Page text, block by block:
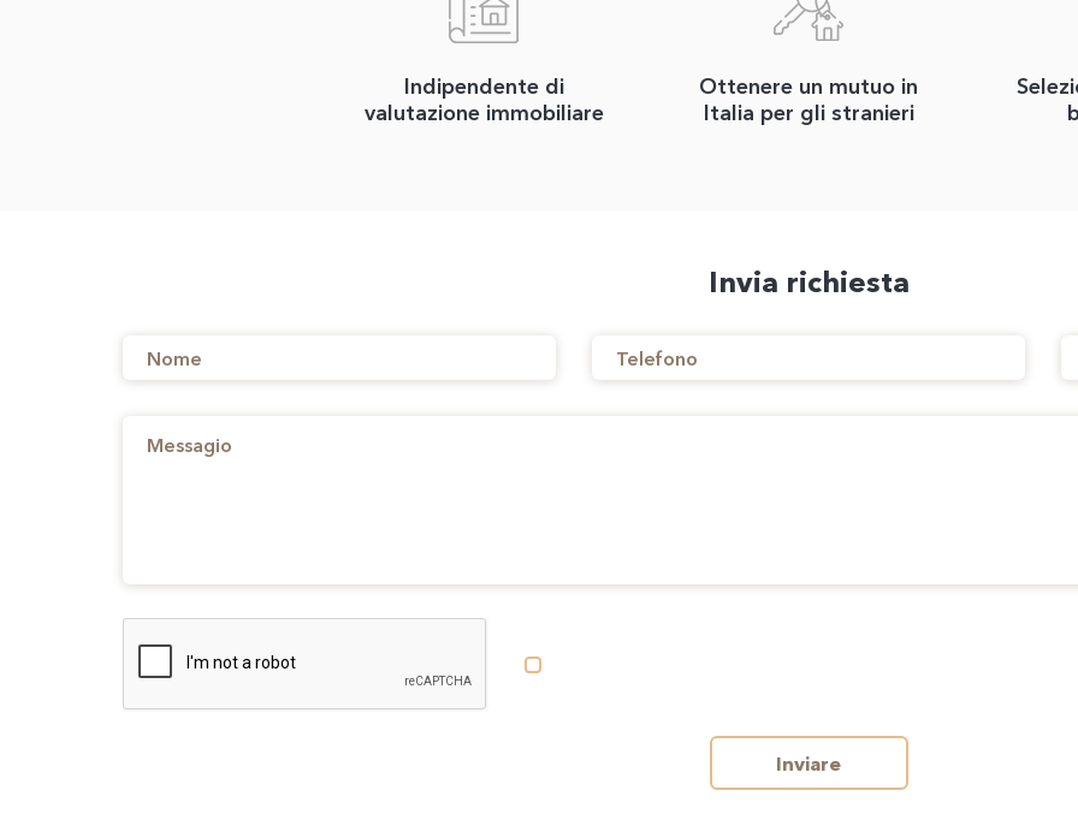
Indipendente di
valutazione immobiliare
Ottenere un mutuo in
Italia per gli stranieri
Invia richiesta
Inviare